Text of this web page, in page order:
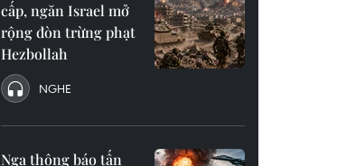
cấp, ngăn Israel mở
rộng đòn trừng phạt
Hezbollah
NGHE
Nga thông báo tấn